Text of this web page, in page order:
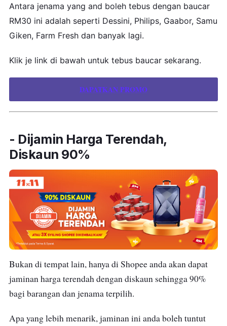
Antara jenama yang and boleh tebus dengan baucar
RM30 ini adalah seperti Dessini, Philips, Gaabor, Samu
Giken, Farm Fresh dan banyak lagi.
Klik je link di bawah untuk tebus baucar sekarang.
DAPATKAN PROMO
- Dijamin Harga Terendah,
Diskaun 90%
Bukan di tempat lain, hanya di Shopee anda akan dapat
jaminan harga terendah dengan diskaun sehingga 90%
bagi barangan dan jenama terpilih.
Apa yang lebih menarik, jaminan ini anda boleh tuntut